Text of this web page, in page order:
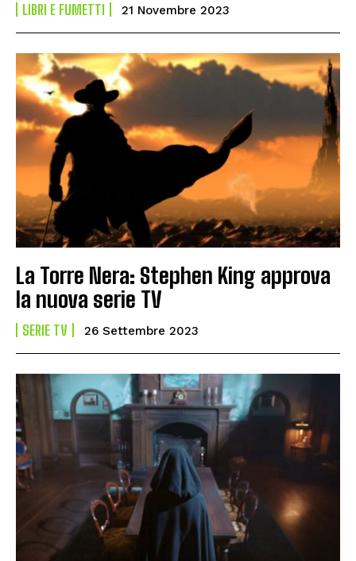
LIBRI E FUMETTI 21 Novembre 2023
La Torre Nera: Stephen King approva
la nuova serie TV
SERIE TV 26 Settembre 2023